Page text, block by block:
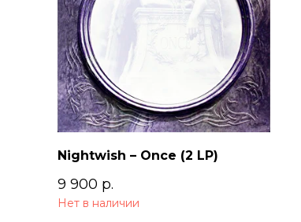
Nightwish – Once (2 LP)
9 900 р.
Нет в наличии